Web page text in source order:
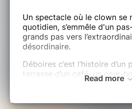
Un spectacle où le clown se
quotidien, s’emmêle d'un
grands pas vers
désordinaire.
Déboires c’est l’histoire d’un
terrasse d’un café, un cow-
dandy maladroit qui
peuplé de sons étranges et
Read more